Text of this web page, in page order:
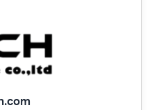
.com